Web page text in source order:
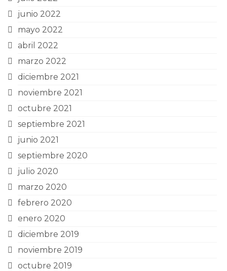
junio 2022
mayo 2022
abril 2022
marzo 2022
diciembre 2021
noviembre 2021
octubre 2021
septiembre 2021
junio 2021
septiembre 2020
julio 2020
marzo 2020
febrero 2020
enero 2020
diciembre 2019
noviembre 2019
octubre 2019